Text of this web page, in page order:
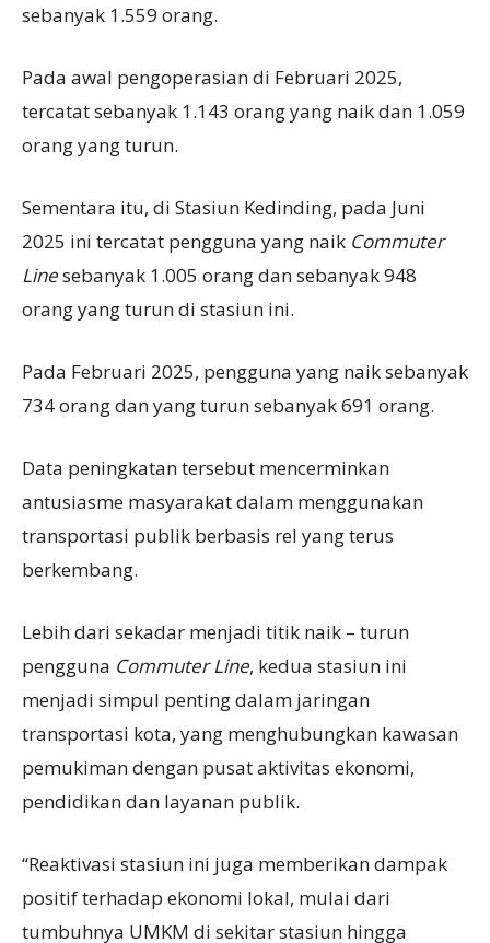
sebanyak 1.559 orang.
Pada awal pengoperasian di Februari 2025,
tercatat sebanyak 1.143 orang yang naik dan 1.059
orang yang turun.
Sementara itu, di Stasiun Kedinding, pada Juni
2025 ini tercatat pengguna yang naik Commuter
Linesebanyak 1.005 orang dan sebanyak 948
orang yang turun di stasiun ini.
Pada Februari 2025, pengguna yang naik sebanyak
734 orang dan yang turun sebanyak 691 orang.
Data peningkatan tersebut mencerminkan
antusiasme masyarakat dalam menggunakan
transportasi publik berbasis rel yang terus
berkembang.
Lebih dari sekadar menjadi titik naik – turun
pengguna Commuter Line, kedua stasiun ini
menjadi simpul penting dalam jaringan
transportasi kota, yang menghubungkan kawasan
pemukiman dengan pusat aktivitas ekonomi,
pendidikan dan layanan publik.
“Reaktivasi stasiun ini juga memberikan dampak
positif terhadap ekonomi lokal, mulai dari
tumbuhnya UMKM di sekitar stasiun hingga